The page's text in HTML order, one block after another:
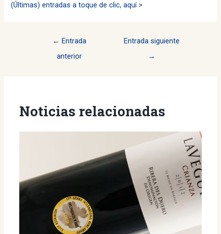
(Últimas) entradas a toque de clic, aquí >
Navegación
← Entrada
anterior
Entrada siguiente
→
Noticias relacionadas